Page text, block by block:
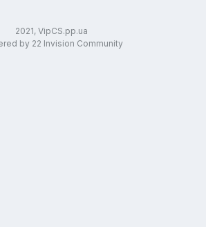
2021, VipCS.pp.ua
by 22 Invision Community